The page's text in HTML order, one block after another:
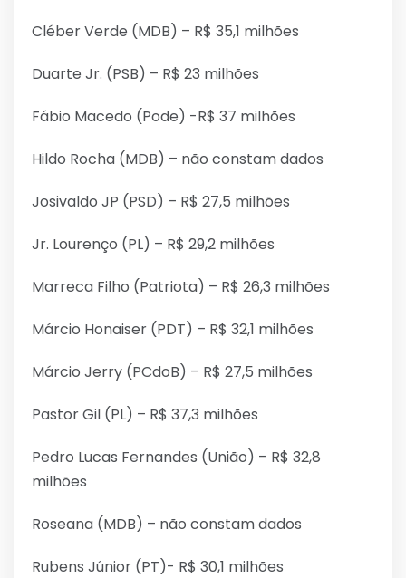
Cléber Verde (MDB) – R$ 35,1 milhões
Duarte Jr. (PSB) – R$ 23 milhões
Fábio Macedo (Pode) -R$ 37 milhões
Hildo Rocha (MDB) – não constam dados
Josivaldo JP (PSD) – R$ 27,5 milhões
Jr. Lourenço (PL) – R$ 29,2 milhões
Marreca Filho (Patriota) – R$ 26,3 milhões
Márcio Honaiser (PDT) – R$ 32,1 milhões
Márcio Jerry (PCdoB) – R$ 27,5 milhões
Pastor Gil (PL) – R$ 37,3 milhões
Pedro Lucas Fernandes (União) – R$ 32,8
milhões
Roseana (MDB) – não constam dados
Rubens Júnior (PT)- R$ 30,1 milhões